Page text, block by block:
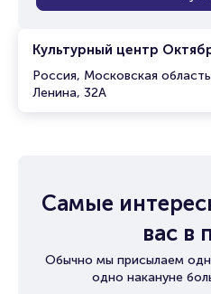
Культурный центр
Россия, Московская
Ленина, 32А
Самые
вас в
Обычно мы присылаем
одно накануне